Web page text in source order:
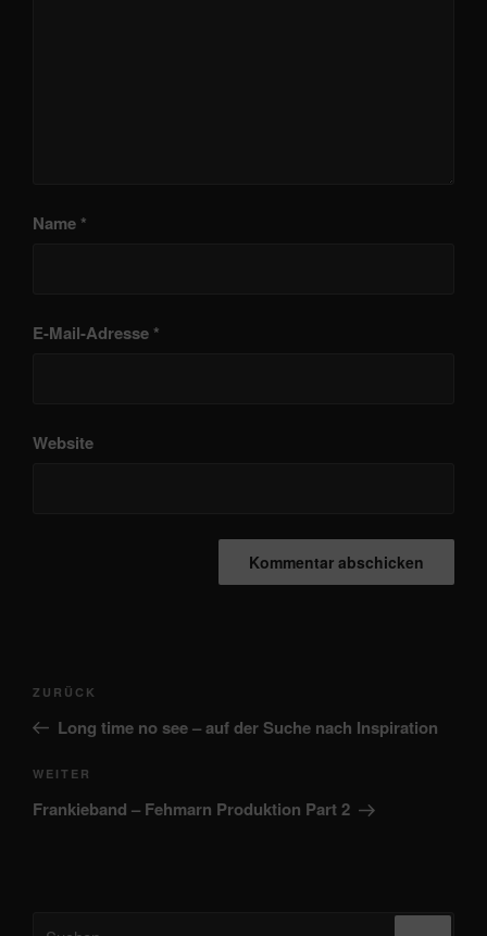
Name *
E-Mail-Adresse *
Website
Beitragsnavigation
Vorheriger
Beitrag
ZURÜCK
Long time no see – auf der Suche nach Inspiration
Nächster
Beitrag
WEITER
Frankieband – Fehmarn Produktion Part 2